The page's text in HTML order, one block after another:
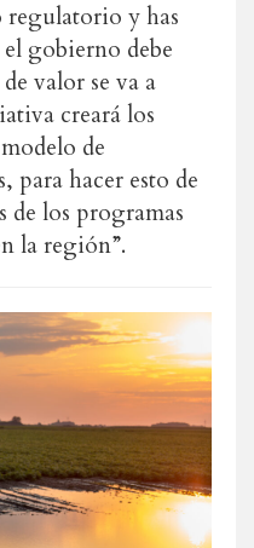
regulatorio y has
gobierno debe
valor se va a
creará los
de
para hacer esto de
de los programas
la región”.